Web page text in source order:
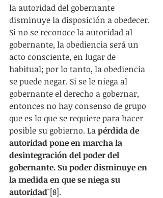
la autoridad del gobernante
disminuye la disposición a obedecer.
Si no se reconoce la autoridad al
gobernante, la obediencia será un
acto consciente, en lugar de
habitual; por lo tanto, la obediencia
se puede negar. Si se le niega al
gobernante el derecho a gobernar,
entonces no hay consenso de grupo
que es lo que se requiere para hacer
posible su gobierno. La pérdida de
autoridad pone en marcha la
desintegración del poder del
gobernante. Su poder disminuye en
la medida en que se niega su
autoridad"[8].